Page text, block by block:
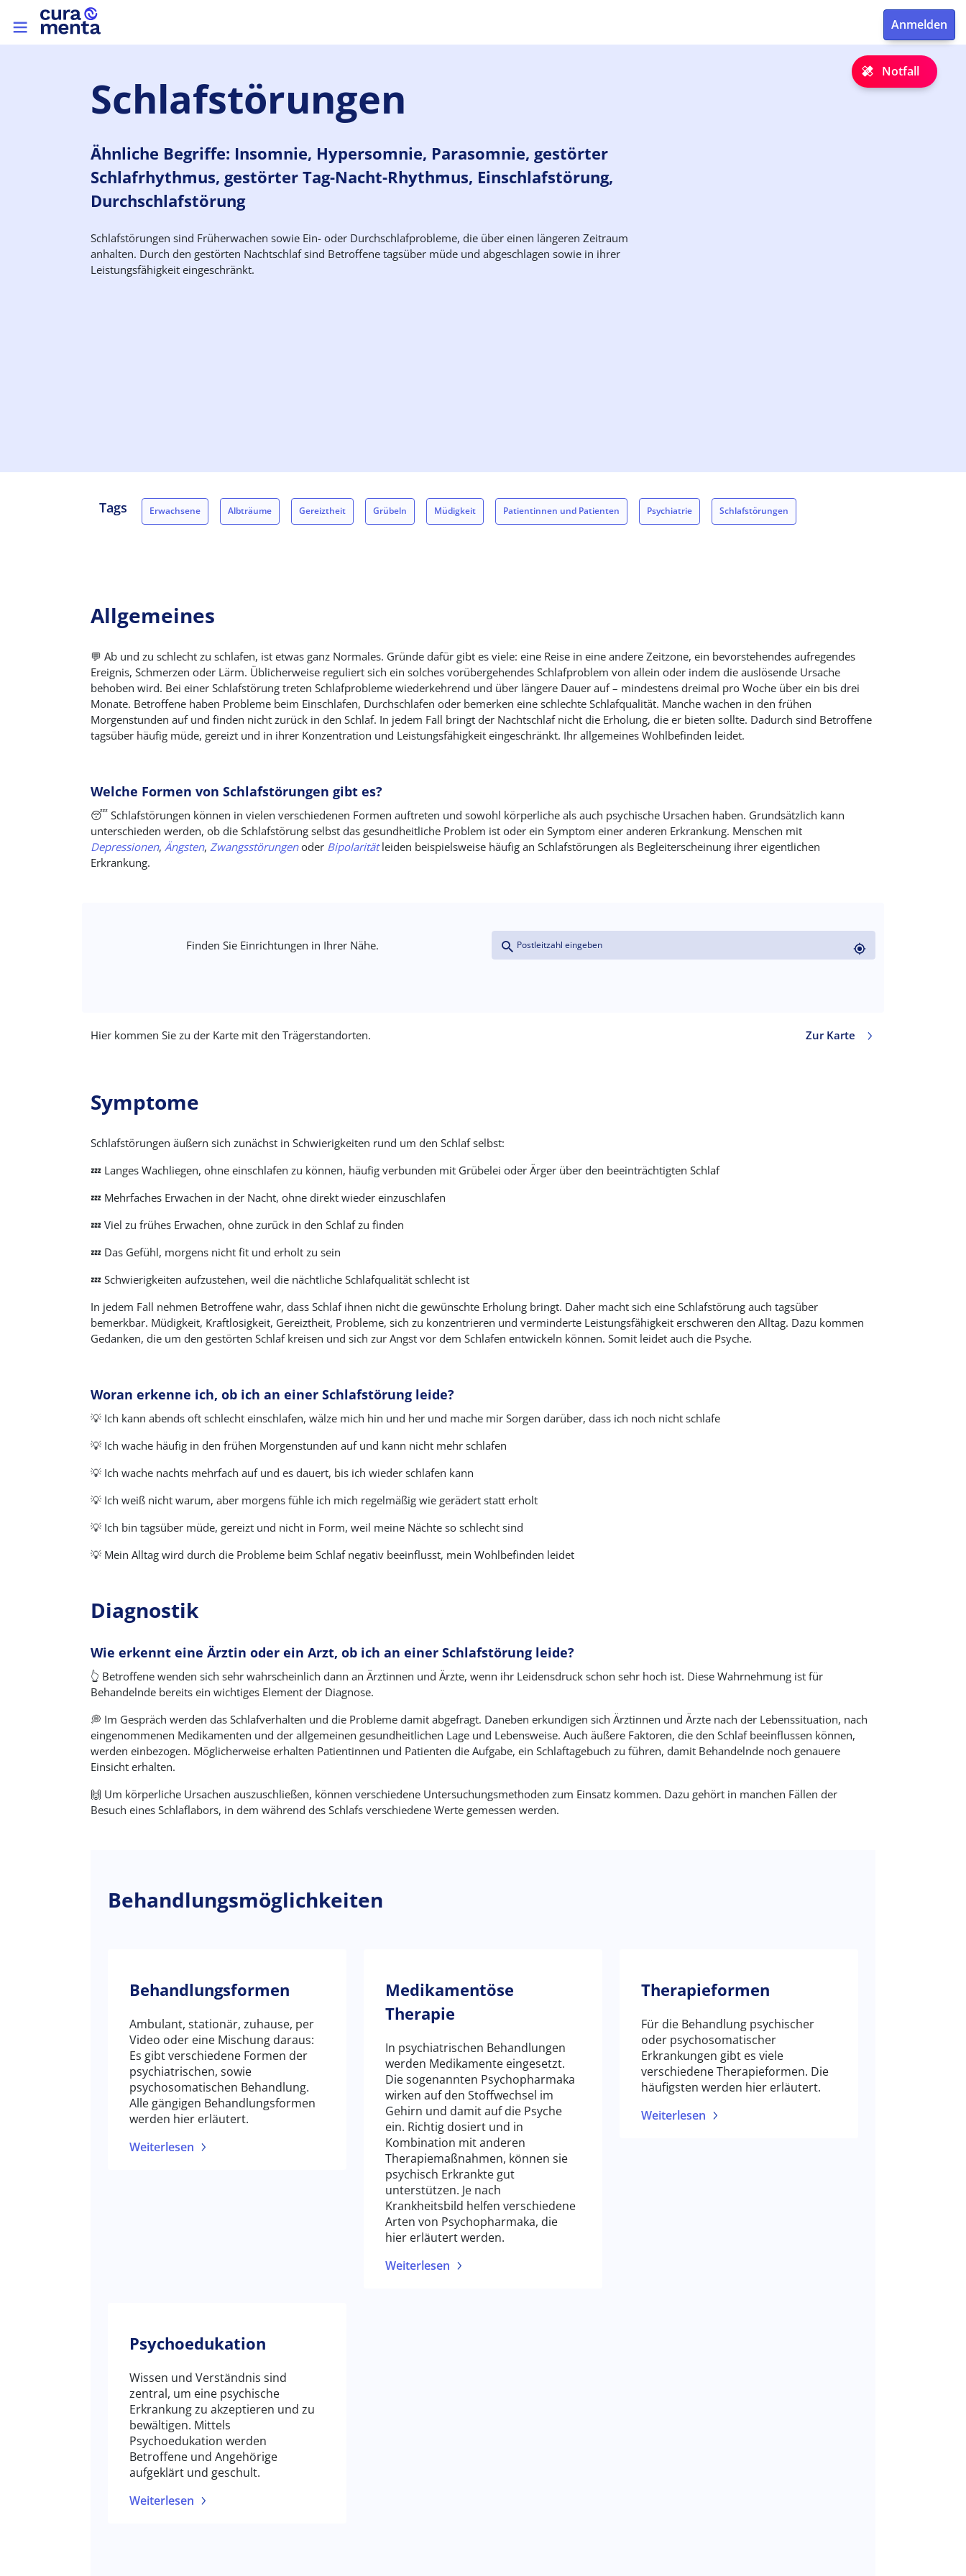
Direkt zum Inhalt
Top menu
Notfall
Schlafstörungen
Ähnliche Begriffe: Insomnie, Hypersomnie, Parasomnie, gestörter
Schlafrhythmus, gestörter Tag-Nacht-Rhythmus, Einschlafstörung,
Durchschlafstörung
Schlafstörungen sind Früherwachen sowie Ein- oder Durchschlafprobleme, die über einen längeren Zeitraum
anhalten. Durch den gestörten Nachtschlaf sind Betroffene tagsüber müde und abgeschlagen sowie in ihrer
Leistungsfähigkeit eingeschränkt.
Tags Erwachsene Albträume Gereiztheit Grübeln Müdigkeit Patientinnen und Patienten Psychiatrie Schlafstörungen
Allgemeines
💬 Ab und zu schlecht zu schlafen, ist etwas ganz Normales. Gründe dafür gibt es viele: eine Reise in eine andere Zeitzone, ein bevorstehendes aufregendes
Ereignis, Schmerzen oder Lärm. Üblicherweise reguliert sich ein solches vorübergehendes Schlafproblem von allein oder indem die auslösende Ursache
behoben wird. Bei einer Schlafstörung treten Schlafprobleme wiederkehrend und über längere Dauer auf – mindestens dreimal pro Woche über ein bis drei
Monate. Betroffene haben Probleme beim Einschlafen, Durchschlafen oder bemerken eine schlechte Schlafqualität. Manche wachen in den frühen
Morgenstunden auf und finden nicht zurück in den Schlaf. In jedem Fall bringt der Nachtschlaf nicht die Erholung, die er bieten sollte. Dadurch sind Betroffene
tagsüber häufig müde, gereizt und in ihrer Konzentration und Leistungsfähigkeit eingeschränkt. Ihr allgemeines Wohlbefinden leidet.
Welche Formen von Schlafstörungen gibt es?
😴 Schlafstörungen können in vielen verschiedenen Formen auftreten und sowohl körperliche als auch psychische Ursachen haben. Grundsätzlich kann
unterschieden werden, ob die Schlafstörung selbst das gesundheitliche Problem ist oder ein Symptom einer anderen Erkrankung. Menschen mit
Depressionen, Ängsten, Zwangsstörungenoder Bipolaritätleiden beispielsweise häufig an Schlafstörungen als Begleiterscheinung ihrer eigentlichen
Erkrankung.
Finden Sie Einrichtungen in Ihrer Nähe.
Coordinates
Proximity
(field_coordinates)
Address (field_address:postal_code)
Hier kommen Sie zu der Karte mit den Trägerstandorten. Zur Karte
Symptome
Schlafstörungen äußern sich zunächst in Schwierigkeiten rund um den Schlaf selbst:
💤 Langes Wachliegen, ohne einschlafen zu können, häufig verbunden mit Grübelei oder Ärger über den beeinträchtigten Schlaf
💤 Mehrfaches Erwachen in der Nacht, ohne direkt wieder einzuschlafen
💤 Viel zu frühes Erwachen, ohne zurück in den Schlaf zu finden
💤 Das Gefühl, morgens nicht fit und erholt zu sein
💤 Schwierigkeiten aufzustehen, weil die nächtliche Schlafqualität schlecht ist
In jedem Fall nehmen Betroffene wahr, dass Schlaf ihnen nicht die gewünschte Erholung bringt. Daher macht sich eine Schlafstörung auch tagsüber
bemerkbar. Müdigkeit, Kraftlosigkeit, Gereiztheit, Probleme, sich zu konzentrieren und verminderte Leistungsfähigkeit erschweren den Alltag. Dazu kommen
Gedanken, die um den gestörten Schlaf kreisen und sich zur Angst vor dem Schlafen entwickeln können. Somit leidet auch die Psyche.
Woran erkenne ich, ob ich an einer Schlafstörung leide?
💡 Ich kann abends oft schlecht einschlafen, wälze mich hin und her und mache mir Sorgen darüber, dass ich noch nicht schlafe
💡 Ich wache häufig in den frühen Morgenstunden auf und kann nicht mehr schlafen
💡 Ich wache nachts mehrfach auf und es dauert, bis ich wieder schlafen kann
💡 Ich weiß nicht warum, aber morgens fühle ich mich regelmäßig wie gerädert statt erholt
💡 Ich bin tagsüber müde, gereizt und nicht in Form, weil meine Nächte so schlecht sind
💡 Mein Alltag wird durch die Probleme beim Schlaf negativ beeinflusst, mein Wohlbefinden leidet
Diagnostik
Wie erkennt eine Ärztin oder ein Arzt, ob ich an einer Schlafstörung leide?
👆 Betroffene wenden sich sehr wahrscheinlich dann an Ärztinnen und Ärzte, wenn ihr Leidensdruck schon sehr hoch ist. Diese Wahrnehmung ist für
Behandelnde bereits ein wichtiges Element der Diagnose.
💭 Im Gespräch werden das Schlafverhalten und die Probleme damit abgefragt. Daneben erkundigen sich Ärztinnen und Ärzte nach der Lebenssituation, nach
eingenommenen Medikamenten und der allgemeinen gesundheitlichen Lage und Lebensweise. Auch äußere Faktoren, die den Schlaf beeinflussen können,
werden einbezogen. Möglicherweise erhalten Patientinnen und Patienten die Aufgabe, ein Schlaftagebuch zu führen, damit Behandelnde noch genauere
Einsicht erhalten.
🙌 Um körperliche Ursachen auszuschließen, können verschiedene Untersuchungsmethoden zum Einsatz kommen. Dazu gehört in manchen Fällen der
Besuch eines Schlaflabors, in dem während des Schlafs verschiedene Werte gemessen werden.
Behandlungsmöglichkeiten
Behandlungsformen
Ambulant, stationär, zuhause, per
Video oder eine Mischung daraus:
Es gibt verschiedene Formen der
psychiatrischen, sowie
psychosomatischen Behandlung.
Alle gängigen Behandlungsformen
werden hier erläutert.
Weiterlesen
Medikamentöse
Therapie
In psychiatrischen Behandlungen
werden Medikamente eingesetzt.
Die sogenannten Psychopharmaka
wirken auf den Stoffwechsel im
Gehirn und damit auf die Psyche
ein. Richtig dosiert und in
Kombination mit anderen
Therapiemaßnahmen, können sie
psychisch Erkrankte gut
unterstützen. Je nach
Krankheitsbild helfen verschiedene
Arten von Psychopharmaka, die
hier erläutert werden.
Weiterlesen
Therapieformen
Für die Behandlung psychischer
oder psychosomatischer
Erkrankungen gibt es viele
verschiedene Therapieformen. Die
häufigsten werden hier erläutert.
Weiterlesen
Psychoedukation
Wissen und Verständnis sind
zentral, um eine psychische
Erkrankung zu akzeptieren und zu
bewältigen. Mittels
Psychoedukation werden
Betroffene und Angehörige
aufgeklärt und geschult.
Weiterlesen